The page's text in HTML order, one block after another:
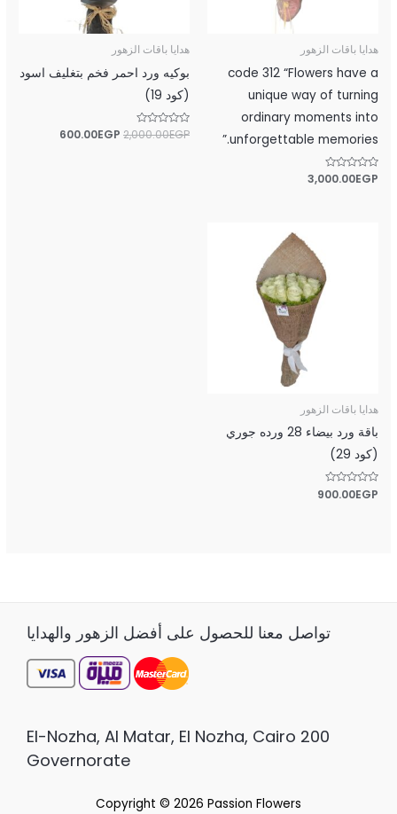
هدايا باقات الزهور
code 312 “Flowers have a
unique way of turning
ordinary moments into
unforgettable memories.”
تم
3,000.00EGP
هدايا باقات الزهور
بوكيه ورد احمر فخم بتغليف اسود
(كود 19)
تم
2,000.00EGP
600.00EGP
هدايا باقات الزهور
باقة ورد بيضاء 28 ورده جوري
(كود 29)
تم
التقييم900.00EGP
تواصل معنا للحصول على أفضل الزهور والهدايا
200 El-Nozha, Al Matar, El Nozha, Cairo
Governorate
Copyright © 2026 Passion Flowers